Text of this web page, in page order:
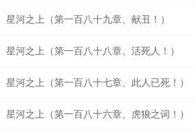
星河之上（第一百八十九章、献丑！）
星河之上（第一百八十八章、活死人！）
星河之上（第一百八十七章、此人已死！）
星河之上（第一百八十六章、虎狼之词！）